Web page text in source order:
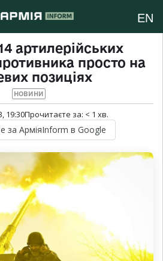
EN
артилерійських
просто на
позиціях
НОВИНИ
19:30Прочитаєте за: < 1 хв.
за АрміяInform в Google